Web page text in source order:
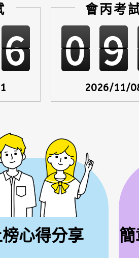
6
會丙考
0 9
2026/11/
心得分享